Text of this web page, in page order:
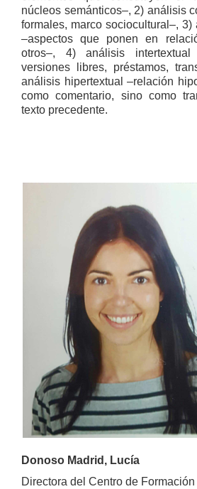
núcleos semánticos–, 2) análisis
formales, marco sociocultural–, 3)
–aspectos que ponen en
otros–, 4) análisis intertextual
versiones libres, préstamos,
análisis hipertextual –relación
como comentario, sino como
texto precedente.
Donoso Madrid, Lucía
Directora del Centro de Formación